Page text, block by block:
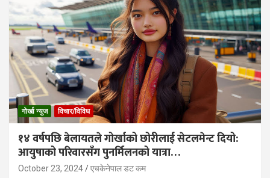
गोर्खा न्युज विचार/विविध
१४ वर्षपछि बेलायतले गोर्खाको छोरीलाई सेटलमेन्ट दियो:
आयुषाको परिवारसँग पुनर्मिलनको यात्रा…
October 23, 2024 एचकेनेपाल डट कम